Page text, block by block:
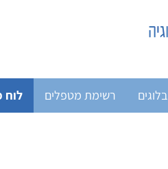
בלוגים רשימת מטפלים לוח